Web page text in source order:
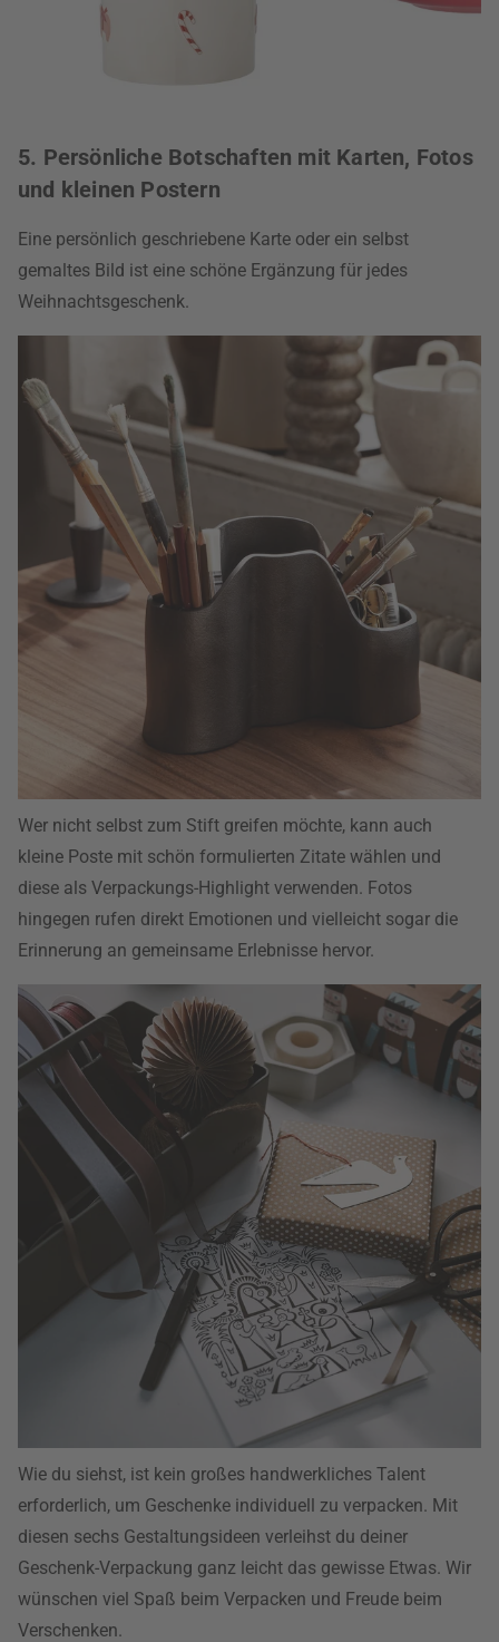
5. Persönliche Botschaften mit Karten, Fotos
und kleinen Postern
Eine persönlich geschriebene Karte oder ein selbst
gemaltes Bild ist eine schöne Ergänzung für jedes
Weihnachtsgeschenk.
Wer nicht selbst zum Stift greifen möchte, kann auch
kleine Poste mit schön formulierten Zitate wählen und
diese als Verpackungs-Highlight verwenden. Fotos
hingegen rufen direkt Emotionen und vielleicht sogar die
Erinnerung an gemeinsame Erlebnisse hervor.
Wie du siehst, ist kein großes handwerkliches Talent
erforderlich, um Geschenke individuell zu verpacken. Mit
diesen sechs Gestaltungsideen verleihst du deiner
Geschenk-Verpackung ganz leicht das gewisse Etwas. Wir
wünschen viel Spaß beim Verpacken und Freude beim
Verschenken.